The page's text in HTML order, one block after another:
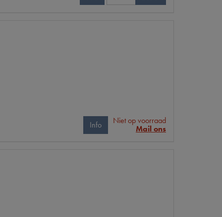
Info
Niet op voorraad
Mail ons